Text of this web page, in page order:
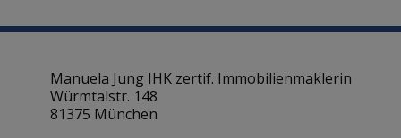
Manuela Jung IHK zertif. Immobilienmaklerin
Würmtalstr. 148
81375 München